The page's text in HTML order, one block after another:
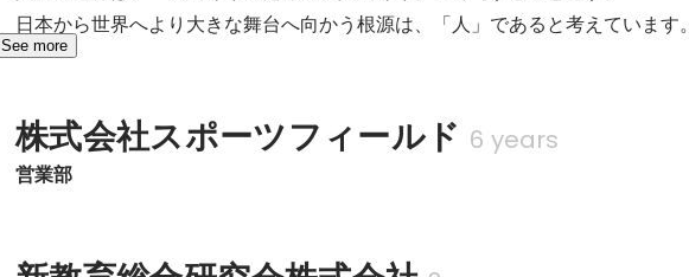
日本から世界へより大きな舞台へ向かう根源は、「人」であると考えています。
See more
株式会社スポーツフィールド 6 years
営業部